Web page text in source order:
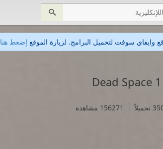

وايفاي سوفت لتحميل البرامج. لزيارة الموقع إضعط هنا
156271 مشاهدة